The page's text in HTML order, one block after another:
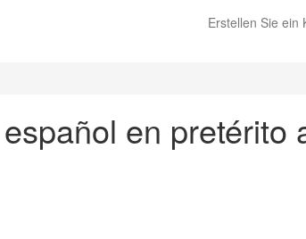
Erstellen Sie ein
en pretérito